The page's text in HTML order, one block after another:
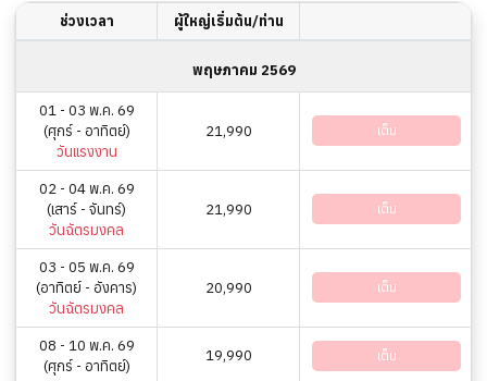
ช่วงเวลา ผู้ใหญ่เริ่มต้น/ท่าน
พฤษภาคม 2569
01 - 03 พ.ค. 69
(ศุกร์ - อาทิตย์)
วันแรงงาน
21,990 เต็ม
02 - 04 พ.ค. 69
(เสาร์ - จันทร์)
วันฉัตรมงคล
21,990 เต็ม
03 - 05 พ.ค. 69
(อาทิตย์ - อังคาร)
วันฉัตรมงคล
20,990 เต็ม
08 - 10 พ.ค. 69
(ศุกร์ - อาทิตย์)
19,990 เต็ม